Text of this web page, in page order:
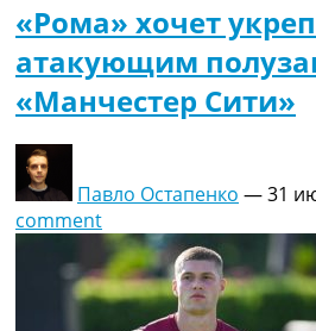
«Рома» хочет
атакующим
«Манчестер Сити»
Павло Остапенко —31
comment